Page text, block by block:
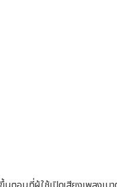
นตอนที่ผู้ใช้เปิดเสียงเพลงเบา